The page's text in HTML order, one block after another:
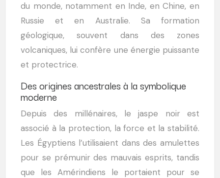
du monde, notamment en Inde, en Chine, en
Russie et en Australie. Sa formation
géologique, souvent dans des zones
volcaniques, lui confère une énergie puissante
et protectrice.
Des origines ancestrales à la symbolique
moderne
Depuis des millénaires, le jaspe noir est
associé à la protection, la force et la stabilité.
Les Égyptiens l’utilisaient dans des amulettes
pour se prémunir des mauvais esprits, tandis
que les Amérindiens le portaient pour se